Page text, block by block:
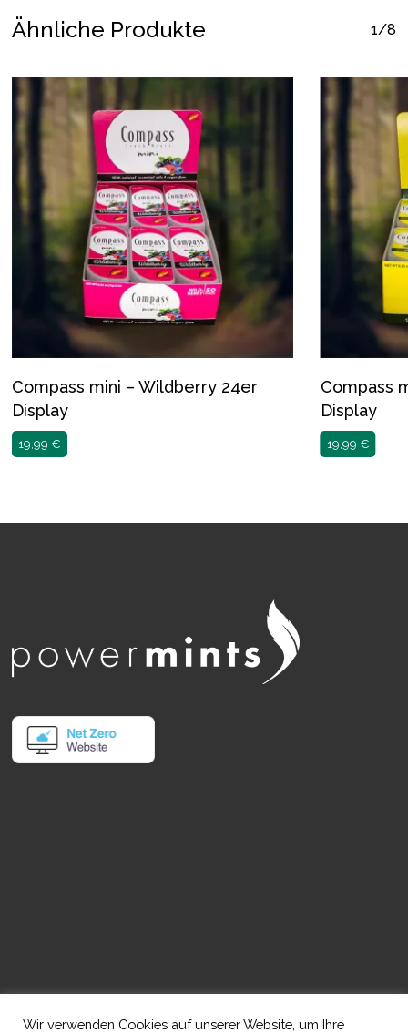
Ähnliche Produkte 1/8
Compass mini – Wildberry 24er
Display
19,99€
Compass
Display
19,99 €
Wir verwenden Cookies auf unserer Website, um Ihre